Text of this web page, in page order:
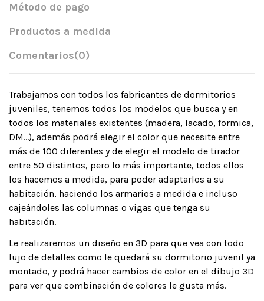
Método de pago
Productos a medida
Comentarios(0)
Trabajamos con todos los fabricantes de dormitorios
juveniles, tenemos todos los modelos que busca y en
todos los materiales existentes (madera, lacado, formica,
DM…), además podrá elegir el color que necesite entre
más de 100 diferentes y de elegir el modelo de tirador
entre 50 distintos, pero lo más importante, todos ellos
los hacemos a medida, para poder adaptarlos a su
habitación, haciendo los armarios a medida e incluso
cajeándoles las columnas o vigas que tenga su
habitación.
Le realizaremos un diseño en 3D para que vea con todo
lujo de detalles como le quedará su dormitorio juvenil ya
montado, y podrá hacer cambios de color en el dibujo 3D
para ver que combinación de colores le gusta más.